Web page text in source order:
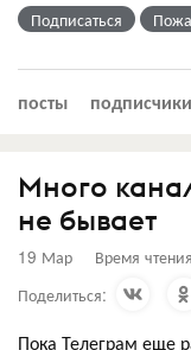
Подписаться
посты подписчики
Много
не бывает
19 Мар Время
Поделиться:
Пока Телеграм еще